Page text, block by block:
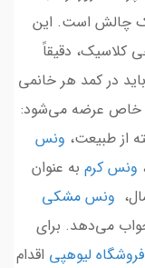
چالش است. این
کلاسیک، دقیقاً
در کمد هر خانمی
خاص عرضه می‌شود:
از طبیعت، ونس
ونس کرم به عنوان
ونس مشکی
می‌دهد. برای
فروشگاه لیوهپی اقدام